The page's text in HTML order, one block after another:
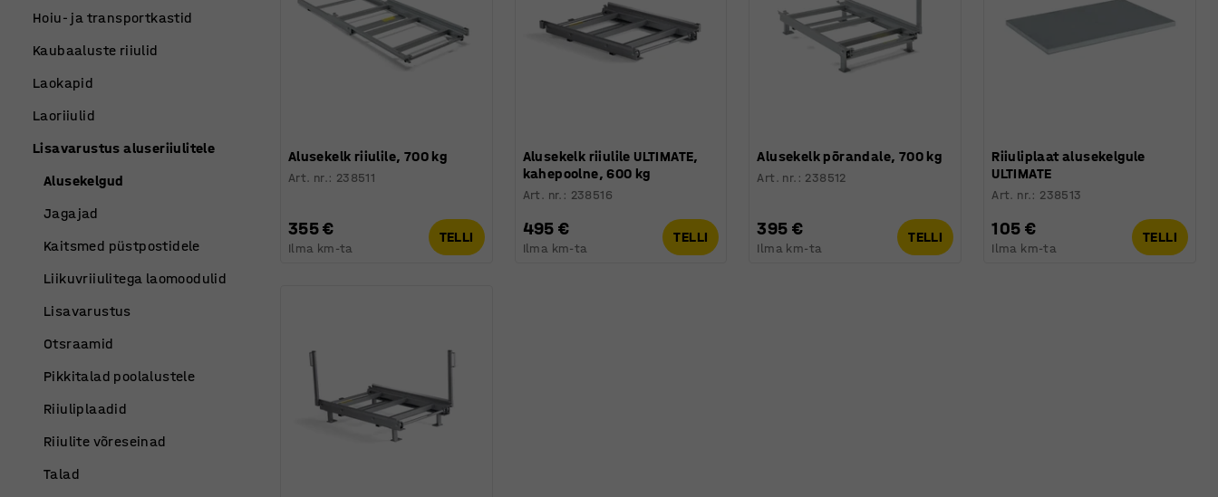
Alusekelk riiulile, 700 kg
Art. nr.: 238511
355 €
Ilma km-ta
TELLI
Alusekelk riiulile ULTIMATE,
kahepoolne, 600 kg
Art. nr. : 238516
495 €
Ilma km-ta
TELLI
Alusekelk põrandale, 700 kg
Art. nr. : 238512
395 €
Ilma km-ta
TELLI
Riiuliplaat alusekelgule
ULTIMATE
Art. nr.: 238513
105 €
Ilma km-ta
TELLI
Hoiu- ja transportkastid
Kaubaaluste riiulid
Laokapid
Laoriiulid
Lisavarustus aluseriiulitele
Alusekelgud
Jagajad
Kaitsmed püstpostidele
Liikuvriiulitega laomoodulid
Lisavarustus
Otsraamid
Pikkitalad poolalustele
Riiuliplaadid
Riiulite võreseinad
Talad